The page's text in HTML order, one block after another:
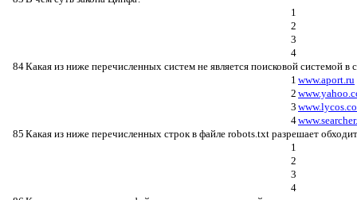
1
2
3
4
84Какая из ниже перечисленных систем не является поисковой системой в
1 www.aport.ru
2
3
4
85 Какая из ниже перечисленных строк в файле robots.txt разрешает
1
2
3
4